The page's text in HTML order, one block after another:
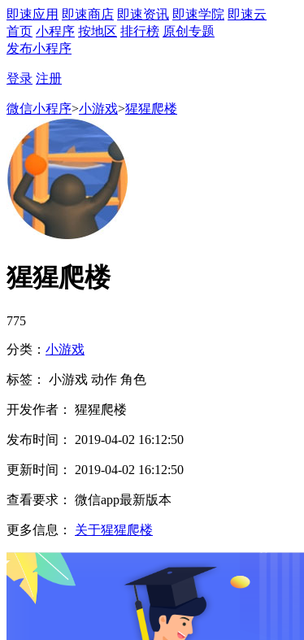
即速应用 即速商店 即速资讯 即速学院 即速云
首页 小程序 按地区 排行榜 原创专题
发布小程序
登录 注册
微信小程序>小游戏>猩猩爬楼
猩猩爬楼
775
分类： 小游戏
标签： 小游戏 动作 角色
开发作者： 猩猩爬楼
发布时间： 2019-04-02 16:12:50
更新时间： 2019-04-02 16:12:50
查看要求： 微信app最新版本
更多信息： 关于猩猩爬楼